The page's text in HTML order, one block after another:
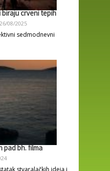
biraju crveni tepih
26/08/2025
sedmodnevni
pad bh. filma
stvaralačkih ideja i